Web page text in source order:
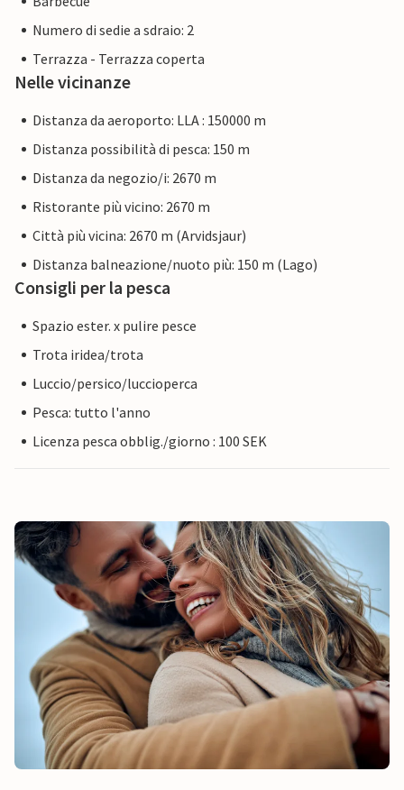
Numero di sedie a sdraio: 2
Terrazza - Terrazza coperta
Nelle vicinanze
Distanza da aeroporto: LLA : 150000 m
Distanza possibilità di pesca: 150 m
Distanza da negozio/i: 2670 m
Ristorante più vicino: 2670 m
Città più vicina: 2670 m (Arvidsjaur)
Distanza balneazione/nuoto più: 150 m (Lago)
Consigli per la pesca
Spazio ester. x pulire pesce
Trota iridea/trota
Luccio/persico/luccioperca
Pesca: tutto l'anno
Licenza pesca obblig./giorno : 100 SEK